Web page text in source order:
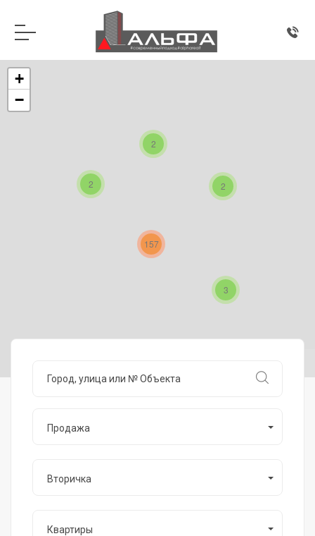
2
2 2
3
157
+
−
Продажа
Вторичка
Квартиры